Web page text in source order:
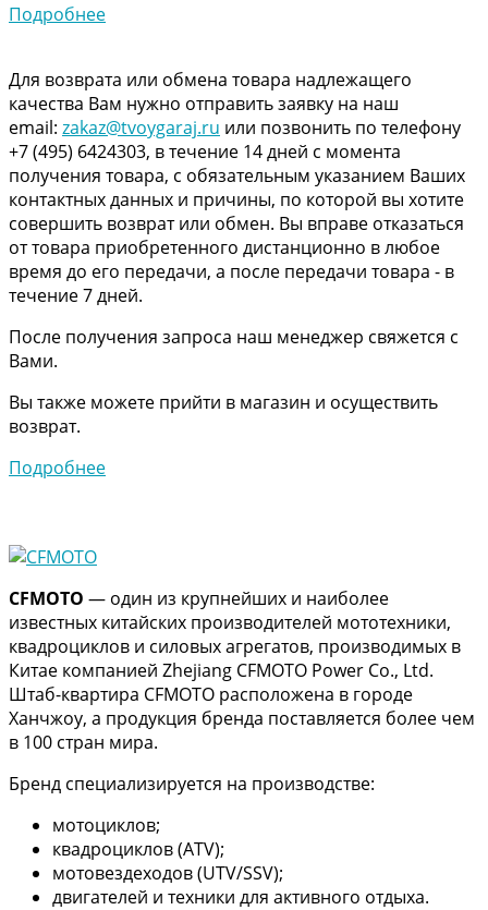
Подробнее
Для возврата или обмена товара надлежащего
качества Вам нужно отправить заявку на наш
email: zakaz@tvoygaraj.ru или позвонить по телефону
+7 (495) 6424303, в течение 14 дней с момента
получения товара, с обязательным указанием Ваших
контактных данных и причины, по которой вы хотите
совершить возврат или обмен. Вы вправе отказаться
от товара приобретенного дистанционно в любое
время до его передачи, а после передачи товара - в
течение 7 дней.
После получения запроса наш менеджер свяжется с
Вами.
Вы также можете прийти в магазин и осуществить
возврат.
Подробнее
CFMOTO — один из крупнейших и наиболее
известных китайских производителей мототехники,
квадроциклов и силовых агрегатов, производимых в
Китае компанией Zhejiang CFMOTO Power Co., Ltd.
Штаб-квартира CFMOTO расположена в городе
Ханчжоу, а продукция бренда поставляется более чем
в 100 стран мира.
Бренд специализируется на производстве:
мотоциклов;
квадроциклов (ATV);
мотовездеходов (UTV/SSV);
двигателей и техники для активного отдыха.